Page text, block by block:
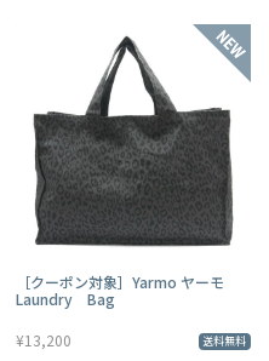
［クーポン対象］Yarmo ヤーモ
Laundry Bag
¥13,200 送料無料